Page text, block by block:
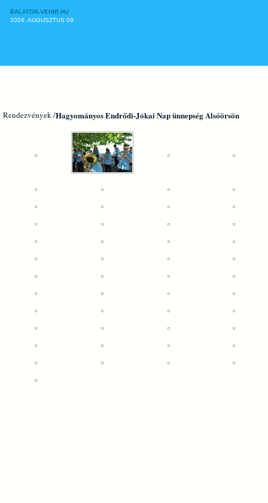
BALATON.VEHIR.HU
2026. AUGUSZTUS 09.
Rendezvények /Hagyományos Endrődi-Jókai Nap ünnepség Alsóörsön